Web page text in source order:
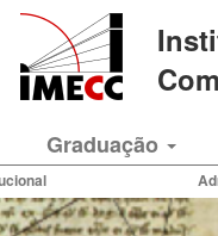
Graduação